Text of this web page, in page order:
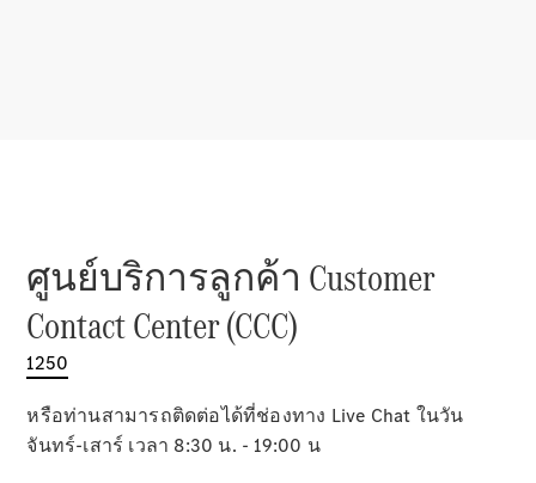
เกี่ยวกับเรา
AMG
MAYBACH
Defining
Class
คือ
Mercedes-
ศูนย์บริการลูกค้า Customer
Contact Center (CCC)
1250
หรือท่านสามารถติดต่อได้ที่ช่องทาง Live Chat ในวัน
จันทร์-เสาร์ เวลา 8:30 น. - 19:00 น